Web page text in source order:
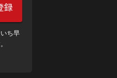
録
ち早